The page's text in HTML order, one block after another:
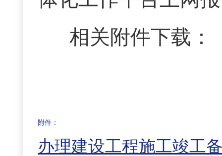
相关附件下载：
附件：
办理建设工程施工竣工